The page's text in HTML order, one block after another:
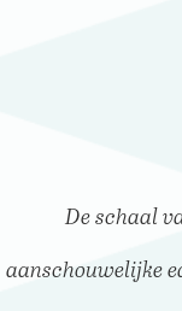
De schaal
aanschouwelijke